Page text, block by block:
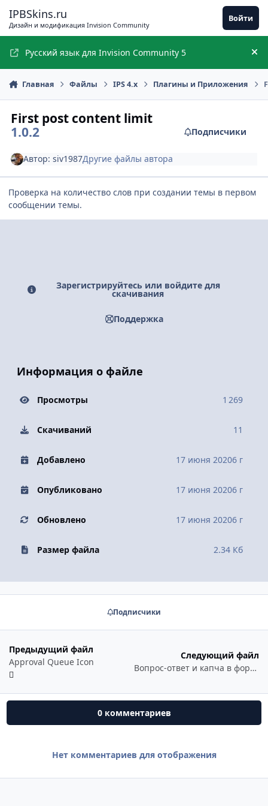
IPBSkins.ru
Дизайн и модификация Invision Community
Войти
Русский язык для Invision Community 5
Главная Файлы IPS 4.x Плагины и Приложения
First post content limit
1.0.2
Подписчики
Автор:siv1987Другие файлы автора
Проверка на количество слов при создании темы в первом
сообщении темы.
Зарегистрируйтесь или войдите для
скачивания
Поддержка
Информация о файле
Просмотры 1 269
Скачиваний 11
Добавлено 17 июня 20206 г
Опубликовано 17 июня 20206 г
Обновлено 17 июня 20206 г
Размер файла 2.34 Кб
Подписчики
Предыдущий файл
Approval Queue Icon
Следующий файл
Вопрос-ответ и капча в форме обратной связи
0 комментариев
Нет комментариев для отображения